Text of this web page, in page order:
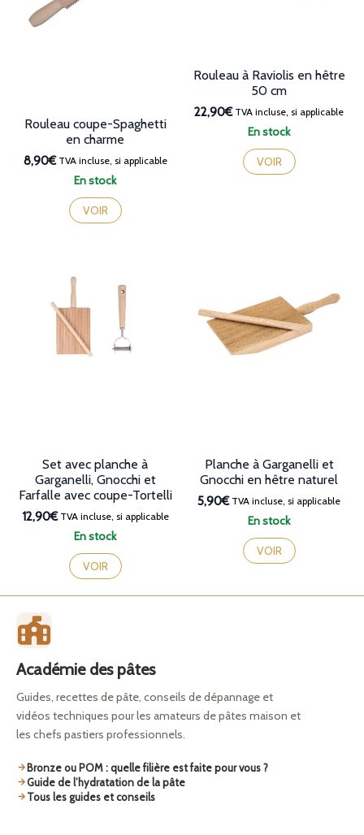
En stock
Rouleau coupe-Spaghetti
en charme
8,90€TVA incluse, si applicable
VOIR
En stock
Rouleau à Raviolis en hêtre
50 cm
22,90€TVA incluse, si applicable
VOIR
En stock
Set avec planche à
Garganelli, Gnocchi et
Farfalle avec coupe-Tortelli
12,90€TVA incluse, si applicable
VOIR
En stock
Planche à Garganelli et
Gnocchi en hêtre naturel
5,90€TVA incluse, si applicable
VOIR
Académie des pâtes
Guides, recettes de pâte, conseils de dépannage et
vidéos techniques pour les amateurs de pâtes maison et
les chefs pastiers professionnels.
Bronze ou POM : quelle filière est faite pour vous ?
Guide de l’hydratation de la pâte
Tous les guides et conseils